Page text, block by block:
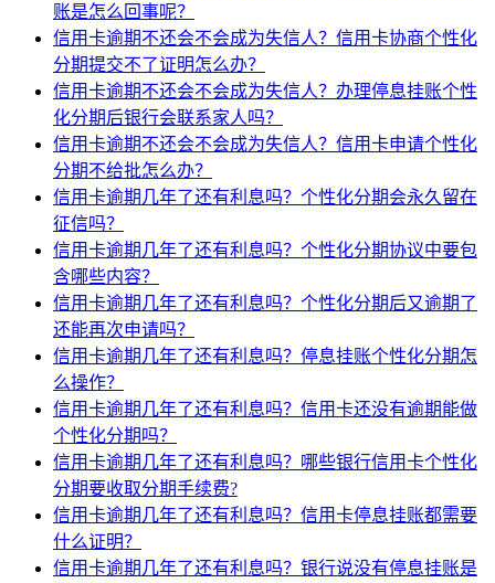
账是怎么回事呢？
信用卡逾期不还会不会成为失信人？信用卡协商个性化
分期提交不了证明怎么办？
信用卡逾期不还会不会成为失信人？办理停息挂账个性
化分期后银行会联系家人吗？
信用卡逾期不还会不会成为失信人？信用卡申请个性化
分期不给批怎么办？
信用卡逾期几年了还有利息吗？个性化分期会永久留在
征信吗？
信用卡逾期几年了还有利息吗？个性化分期协议中要包
含哪些内容？
信用卡逾期几年了还有利息吗？个性化分期后又逾期了
还能再次申请吗？
信用卡逾期几年了还有利息吗？停息挂账个性化分期怎
么操作？
信用卡逾期几年了还有利息吗？信用卡还没有逾期能做
个性化分期吗？
信用卡逾期几年了还有利息吗？哪些银行信用卡个性化
分期要收取分期手续费?
信用卡逾期几年了还有利息吗？信用卡停息挂账都需要
什么证明？
信用卡逾期几年了还有利息吗？银行说没有停息挂账是